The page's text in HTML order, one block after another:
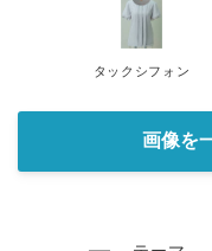
タックシフォン
画像を